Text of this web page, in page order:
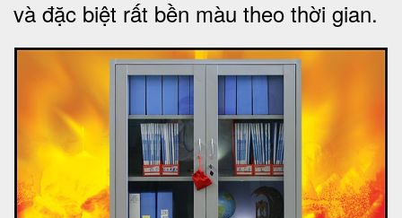
và đặc biệt rất bền màu theo thời gian.